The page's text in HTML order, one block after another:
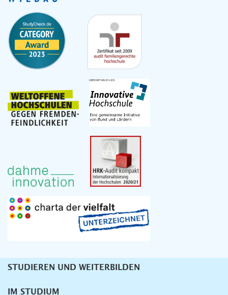
Unternavigation
STUDIEREN UND WEITERBILDEN
IM STUDIUM